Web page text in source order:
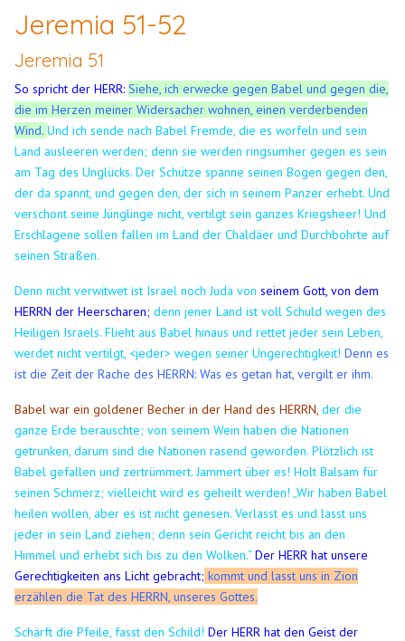
Jeremia 51-52
Jeremia 51
So spricht der HERR: Siehe, ich erwecke gegen Babel und gegen die,
die im Herzen meiner Widersacher wohnen, einen verderbenden
Wind.Und ich sende nach Babel Fremde, die es worfeln und sein
Land ausleeren werden; denn sie werden ringsumher gegen es sein
am Tag des Unglücks.Der Schütze spanne seinen Bogen gegen den,
der da spannt, und gegen den, der sich in seinem Panzer erhebt. Und
verschont seine Jünglinge nicht, vertilgt sein ganzes Kriegsheer!Und
Erschlagene sollen fallen im Land der Chaldäer und Durchbohrte auf
seinen Straßen.
Denn nicht verwitwet ist Israel noch Juda vonseinem Gott, von dem
HERRN der Heerscharen; denn jener Land ist voll Schuld wegen des
Heiligen Israels.Flieht aus Babel hinaus und rettet jeder sein Leben,
werdet nicht vertilgt, <jeder> wegen seiner Ungerechtigkeit!Denn es
ist die Zeit der Rache des HERRN: Was es getan hat, vergilt er ihm.
Babel war ein goldener Becher in der Hand des HERRN, der die
ganze Erde berauschte; von seinem Wein haben die Nationen
getrunken, darum sind die Nationen rasend geworden.Plötzlich ist
Babel gefallen und zertrümmert. Jammert über es! Holt Balsam für
seinen Schmerz; vielleicht wird es geheilt werden! „Wir haben Babel
heilen wollen, aber es ist nicht genesen. Verlasst es und lasst uns
jeder in sein Land ziehen; denn sein Gericht reicht bis an den
Himmel und erhebt sich bis zu den Wolken.“Der HERR hat unsere
Gerechtigkeiten ans Licht gebracht; kommt und lasst uns in Zion
erzählen die Tat des HERRN, unseres Gottes.
Schärft die Pfeile, fasst den Schild!Der HERR hat den Geist der